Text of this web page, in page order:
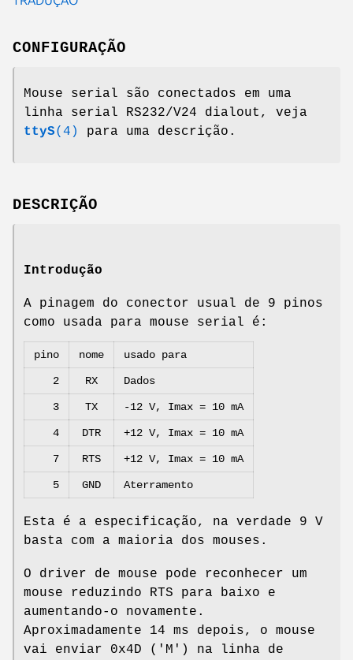
CONFIGURAÇÃO
Mouse serial são conectados em uma
linha serial RS232/V24 dialout, veja
ttyS(4) para uma descrição.
DESCRIÇÃO
Introdução
A pinagem do conector usual de 9 pinos
como usada para mouse serial é:
pino nome usado para
2 RX Dados
3 TX -12 V, Imax = 10 mA
4 DTR +12 V, Imax = 10 mA
7 RTS +12 V, Imax = 10 mA
5 GND Aterramento
Esta é a especificação, na verdade 9 V
basta com a maioria dos mouses.
O driver de mouse pode reconhecer um
mouse reduzindo RTS para baixo e
aumentando-o novamente.
Aproximadamente 14 ms depois, o mouse
vai enviar 0x4D ('M') na linha de